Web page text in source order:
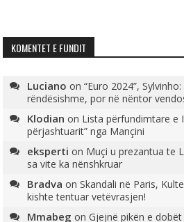
KOMENTET E FUNDIT
Luciano on“Euro 2024”,
rëndësishme, por në nëntor
Klodian on Lista përfundimtare e
përjashtuarit” nga Mançini
eksperti on Muçi u prezantua te
sa vite ka nënshkruar
Bradva onSkandali në Paris,
kishte tentuar vetëvrasjen!
Mmabeg onGjejnë pikën e